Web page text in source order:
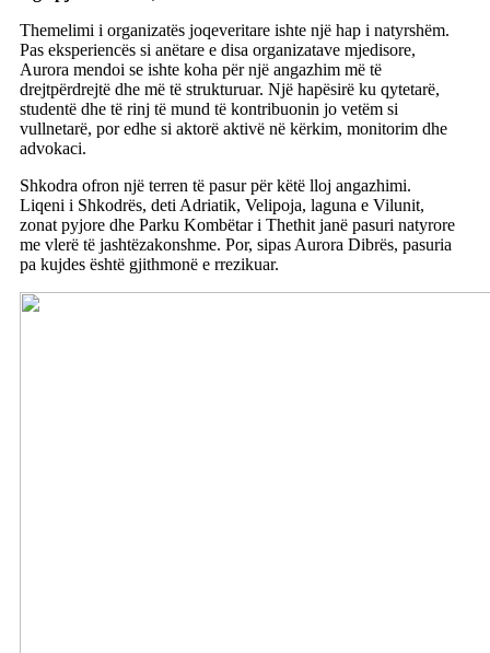
Themelimi i organizatës joqeveritare ishte një hap i natyrshëm.
Pas eksperiencës si anëtare e disa organizatave mjedisore,
Aurora mendoi se ishte koha për një angazhim më të
drejtpërdrejtë dhe më të strukturuar. Një hapësirë ku qytetarë,
studentë dhe të rinj të mund të kontribuonin jo vetëm si
vullnetarë, por edhe si aktorë aktivë në kërkim, monitorim dhe
advokaci.
Shkodra ofron një terren të pasur për këtë lloj angazhimi.
Liqeni i Shkodrës, deti Adriatik, Velipoja, laguna e Vilunit,
zonat pyjore dhe Parku Kombëtar i Thethit janë pasuri natyrore
me vlerë të jashtëzakonshme. Por, sipas Aurora Dibrës, pasuria
pa kujdes është gjithmonë e rrezikuar.